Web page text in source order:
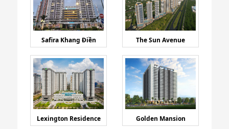
Safira Khang Điền The Sun Avenue
Lexington Residence Golden Mansion